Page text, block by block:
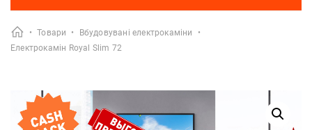
• Товари • Вбудовувані електрокаміни
•
Електрокамін Royal Slim 72